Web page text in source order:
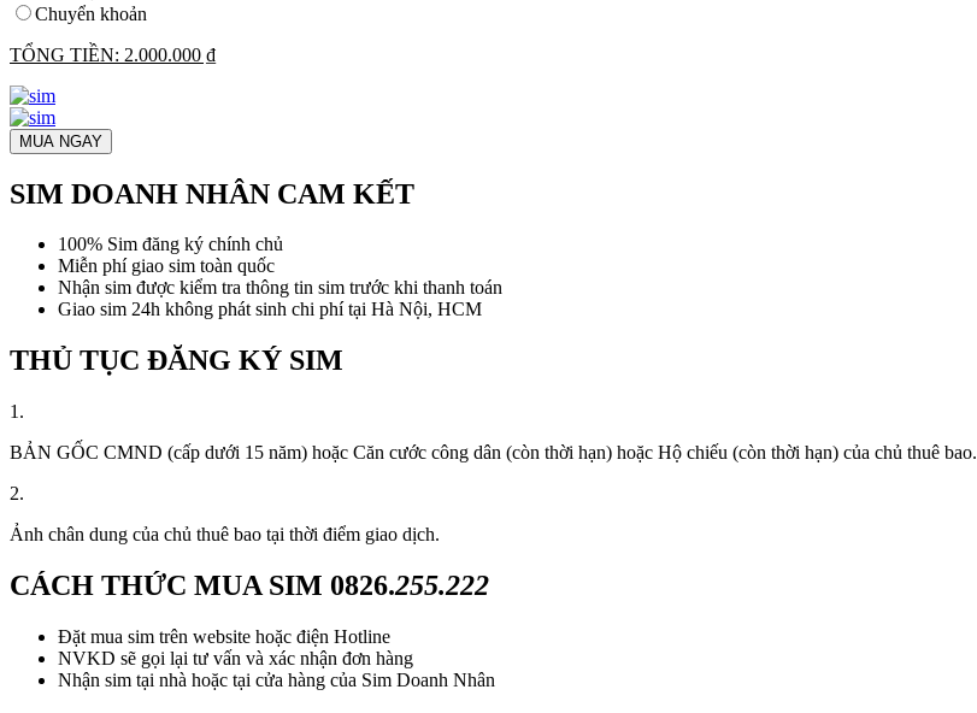
Chuyển khoản
TỔNG TIỀN: 2.000.000 ₫
MUA NGAY
SIM DOANH NHÂN CAM KẾT
100% Sim đăng ký chính chủ
Miễn phí giao sim toàn quốc
Nhận sim được kiểm tra thông tin sim trước khi thanh toán
Giao sim 24h không phát sinh chi phí tại Hà Nội, HCM
THỦ TỤC ĐĂNG KÝ SIM
1.
BẢN GỐC CMND (cấp dưới 15 năm) hoặc Căn cước công dân (còn thời hạn) hoặc Hộ chiếu (còn thời hạn) của chủ thuê bao.
2.
Ảnh chân dung của chủ thuê bao tại thời điểm giao dịch.
CÁCH THỨC MUA SIM 0826.255.222
Đặt mua sim trên website hoặc điện Hotline
NVKD sẽ gọi lại tư vấn và xác nhận đơn hàng
Nhận sim tại nhà hoặc tại cửa hàng của Sim Doanh Nhân